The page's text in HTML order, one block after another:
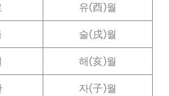
유(酉)월
술(戌)월
해(亥)월
자(子)월